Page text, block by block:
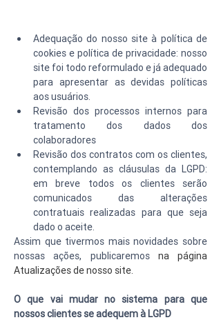
Adequação do nosso site à política de
cookies e política de privacidade: nosso
site foi todo reformulado e já adequado
para apresentar as devidas políticas
aos usuários.
Revisão dos processos internos para
tratamento dos dados dos
colaboradores
Revisão dos contratos com os clientes,
contemplando as cláusulas da LGPD:
em breve todos os clientes serão
comunicados das alterações
contratuais realizadas para que seja
dado o aceite.
Assim que tivermos mais novidades sobre
nossas ações, publicaremos na página
Atualizações de nosso site.
O que vai mudar no sistema para que
nossos clientes se adequem à LGPD